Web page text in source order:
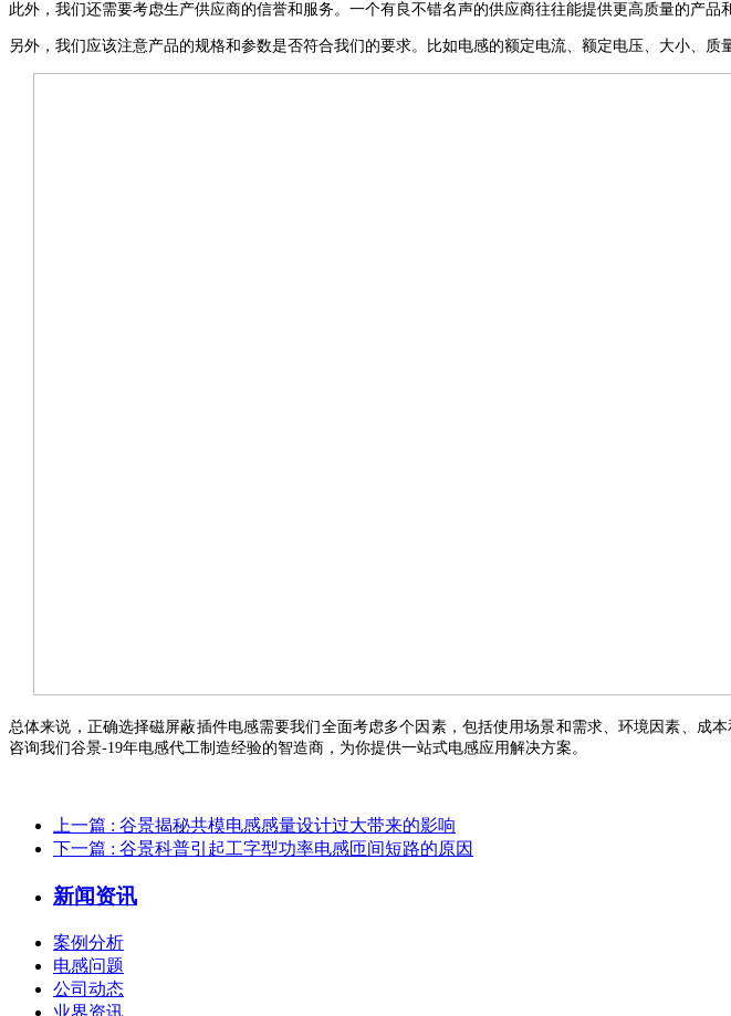
此外，我们还需要考虑生产供应商的信誉和服务。一个有良不错名声的供应商往往能提供更高质量的产品
另外， 我们 应该注意产品的规格和参数是否符合我们的要求。 比如电感的额定电流、额定电压、 大小、 质
总体来说，正确选择磁屏蔽插件电感需要我们全面考虑多个因素，包括使用场景和需求、环境因素、成
咨询我们谷景-19年电感代工制造经验的智造商 ， 为你提供一站式电感应用解决方案。
上一篇 : 谷景揭秘共模电感感量设计过大带来的影响
下一篇 : 谷景科普引起工字型功率电感匝间短路的原因
新闻资讯
案例分析
电感问题
公司动态
业界资讯